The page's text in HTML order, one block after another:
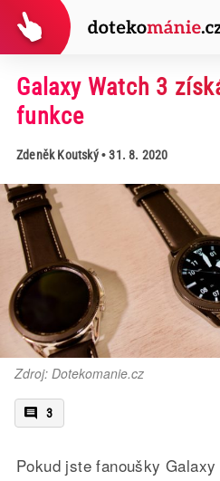
Galaxy Watch 3
funkce
Zdeněk Koutský• 31. 8. 2020
Zdroj: Dotekomanie.cz
3
Pokud jste fanoušky